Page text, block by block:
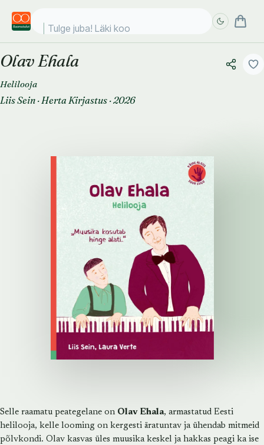
Tulge juba! Läki kooli!
Olav Ehala
Helilooja
Liis Sein ·Herta Kirjastus ·2026
Selle raamatu peategelane on Olav Ehala, armastatud Eesti
helilooja, kelle looming on kergesti äratuntav ja ühendab mitmeid
põlvkondi. Olav kasvas üles muusika keskel ja hakkas peagi ka ise